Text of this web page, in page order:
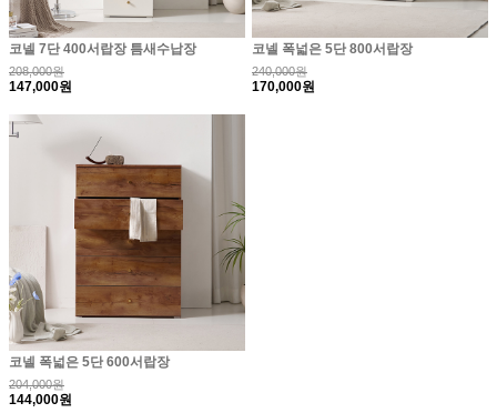
코넬 7단 400서랍장 틈새수납장
208,000원
147,000원
코넬 폭넓은 5단 800서랍장
240,000원
170,000원
코넬 폭넓은 5단 600서랍장
204,000원
144,000원